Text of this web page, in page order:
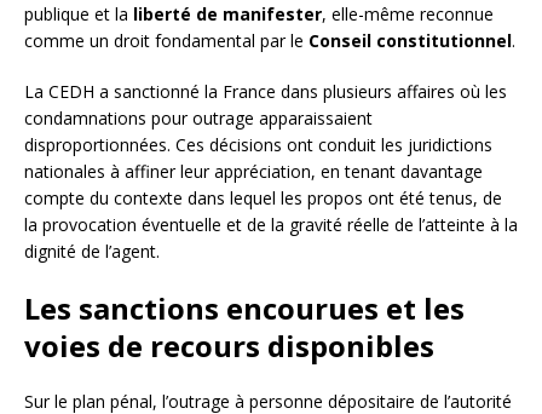
publique et la liberté de manifester, elle-même reconnue
comme un droit fondamental par le Conseil constitutionnel.
La CEDH a sanctionné la France dans plusieurs affaires où les
condamnations pour outrage apparaissaient
disproportionnées. Ces décisions ont conduit les juridictions
nationales à affiner leur appréciation, en tenant davantage
compte du contexte dans lequel les propos ont été tenus, de
la provocation éventuelle et de la gravité réelle de l’atteinte à la
dignité de l’agent.
Les sanctions encourues et les
voies de recours disponibles
Sur le plan pénal, l’outrage à personne dépositaire de l’autorité